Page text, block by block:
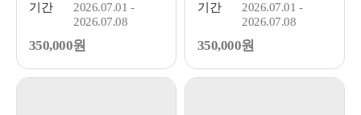
기간
2026.07.01 -
2026.07.08
350,000원
기간
2026.07.01 -
2026.07.08
350,000원